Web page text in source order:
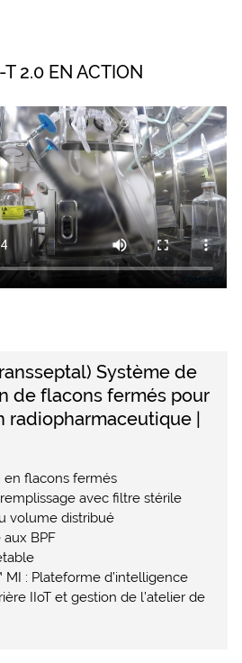
T 2.0 EN ACTION
Système de
de flacons fermés pour
radiopharmaceutique |
en flacons fermés
avec filtre stérile
volume distribué
BPF
: Plateforme d’intelligence
IIoT et gestion de l’atelier de